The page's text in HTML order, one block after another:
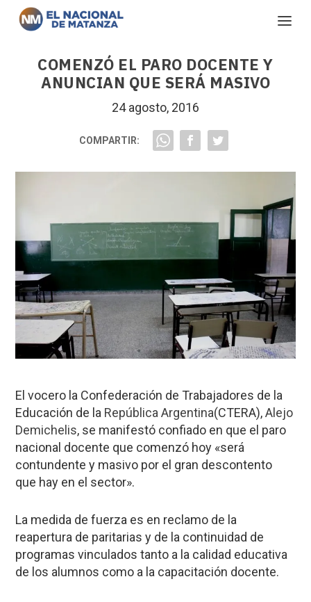
COMENZÓ EL PARO DOCENTE Y
ANUNCIAN QUE SERÁ MASIVO
24 agosto, 2016
COMPARTIR:
El vocero la Confederación de Trabajadores de la
Educación de la República Argentina(CTERA),Alejo
Demichelis, se manifestó confiado en que el paro
nacional docente que comenzó hoy «será
contundente y masivo por el gran descontento
que hay en el sector».
La medida de fuerza es en reclamo de la
reapertura de paritarias y de la continuidad de
programas vinculados tanto a la calidad educativa
de los alumnos como a la capacitación docente.